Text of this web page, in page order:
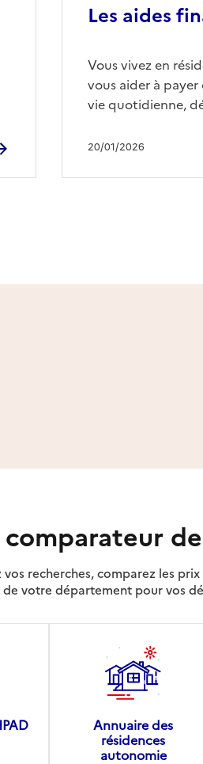
Les aides
20/01/2026
Vous vivez en
vous aider à
vie quotidienne,
recherches, comparez les prix
votre département pour vos
Annuaire des
résidences
autonomie